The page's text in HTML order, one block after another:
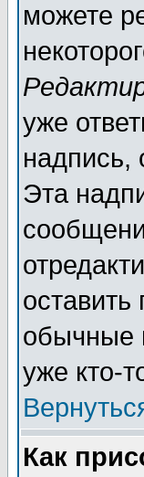
можете
уже
надпись,
Эта
оставить
обычные
уже кто-
Как